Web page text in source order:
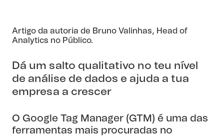
Artigo da autoria de Bruno Valinhas, Head of
Analytics no Público.
Dá um salto qualitativo no teu nível
de análise de dados e ajuda a tua
empresa a crescer
O Google Tag Manager (GTM) é uma das
ferramentas mais procuradas no